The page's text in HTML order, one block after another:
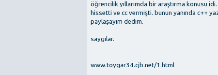
öğrencilik yıllarımda bir araştırma konusu idi.
hissetti ve cc vermişti. bunun yanında c++
paylaşayım dedim.
saygılar.
www.toygar34.cjb.net/1.html